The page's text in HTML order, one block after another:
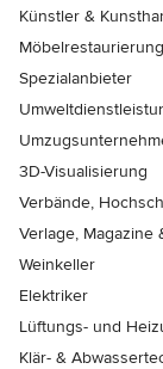
Künstler &
Möbelrestaurierung
Spezialanbieter
3D-Visualisierung
Verbände,
Verlage, Magazine
Weinkeller
Elektriker
Lüftungs- und
Klär- &